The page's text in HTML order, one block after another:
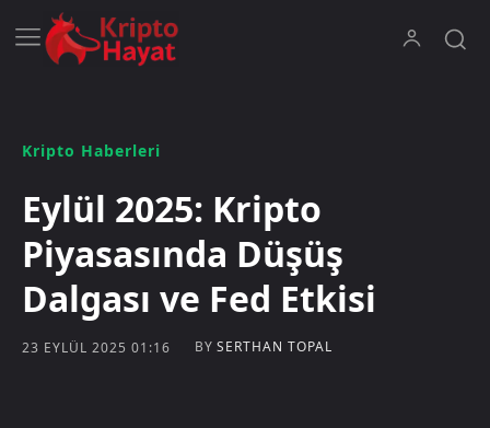
Kripto Haberleri
Eylül 2025: Kripto
Piyasasında Düşüş
Dalgası ve Fed Etkisi
23 EYLÜL 2025 01:16 BY SERTHAN TOPAL